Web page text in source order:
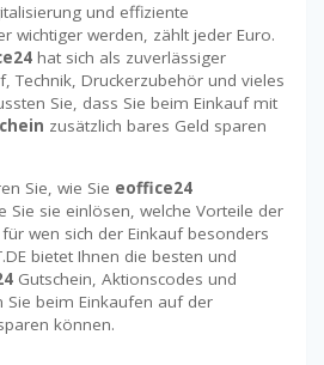
und effiziente
wichtiger werden, zählt jeder Euro.
hat sich als zuverlässiger
Technik, Druckerzubehör und vieles
Sie, dass Sie beim Einkauf mit
zusätzlich bares Geld sparen
Sie, wie Sie eoffice24
Sie sie einlösen, welche Vorteile der
wen sich der Einkauf besonders
bietet Ihnen die besten und
Gutschein, Aktionscodes und
Sie beim Einkaufen auf der
können.